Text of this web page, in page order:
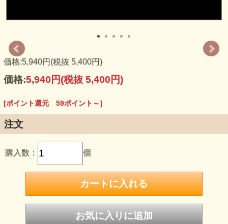
日本のバックル専門店が企画・販売する純国産バックルで
す。日本の職人さんの技が光る、ハイクオリティーな仕上が
りを是非ご堪能下さい！素材はピューター（錫）、リングは
真鍮製です。アンティーク調のカラーで仕上げました。アメ
リカンなテイストながら純日本製に拘って作ったバックルで
す。
～日本から世界へ～ 日本の技術とアメリカのバックル文化
の融合をデザインしました。今後、日本からアメリカをはじ
め世界に日本製バックルを日本のバックル文化として世界に
発信していけたらと考えています。
価格:5,940円(税抜 5,400円)
価格:5,940円(税抜 5,400円)
[ポイント還元 59ポイント～]
注文
購入数： 個